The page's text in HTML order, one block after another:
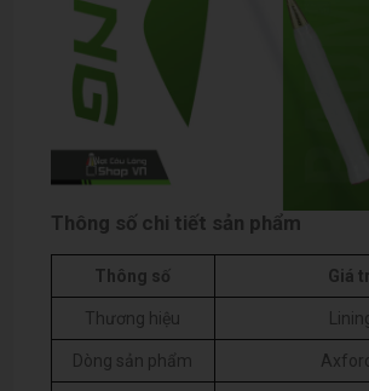
Thông số chi tiết sản phẩm
Thông số Giá
Thương hiệu
Dòng sản phẩm